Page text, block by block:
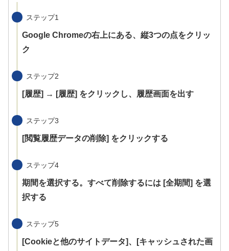
ステップ1
Google Chromeの右上にある、縦3つの点をクリッ
ク
ステップ2
[履歴] → [履歴] をクリックし、履歴画面を出す
ステップ3
[閲覧履歴データの削除] をクリックする
ステップ4
期間を選択する。すべて削除するには [全期間] を選
択する
ステップ5
[Cookieと他のサイトデータ]、[キャッシュされた画